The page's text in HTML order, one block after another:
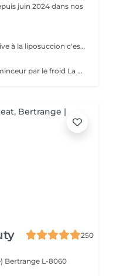
juin 2024 dans nos
La cryolipolyse est une réelle alternative à la liposuccion c'est une méthode radicale, unique et non invasive qui détruit la graisse par le froid. Cette technique est utilisée pour redessiner votre silhouette et gommer la cellulite. Idéale pour le ventre, les poignées d'amour sur les hanches, les fesses et la culotte de cheval mais aussi l'interieur des cuisses et des bras.
Cryolipolyse Agathe La technologie minceur par le froid La Cryolipolyse est une technique innovante qui utilise le froid contrôlé pour éliminer définitivement les cellules graisseuses (adipocytes) de façon ciblée et naturelle. Grâce à l'appareil Agathe, dernière génération réelle alternative à la liposuccion, nous offrons une méthode efficace et non invasive pour remodeler la silhouette et affiner les zones rebelles dès la première séance. Les zones traitées Nous ciblons les zones où les amas graisseux sont les plus tenaces et difficiles à éliminer avec le sport ou l'alimentation : - Ventre & Bas du ventre : Réduit la graisse abdominale et améliore le galbe du ventre. - Poignées d'amour : Affine la taille et redessine les contours. - Culotte de cheval : Atténue les amas graisseux sur les hanches et les fesses. - Intérieur des cuisses : Permet d'affiner et d'harmoniser la silhouette des jambes. - Bras : Cible le relâchement cutané et sculpte les bras. - Double menton : Redéfinit l'ovale du visage et affine le cou. Quels résultats attendre EN UNE SEULE SÉANCE ? * Réduction visible des amas graisseux grâce à la destruction des cellules adipeuses. * Peau plus lisse et raffermie, grâce à l'effet tenseur du froid sur les tissus. * Perte de centimètres sur la zone traitée (les premiers résultats sont visibles après 3 à 4 semaines, avec un effet optimal en 6 à 8 semaines). * Résultats durables : Les cellules graisseuses éliminées ne reviennent pas si une bonne hygiène de vie est maintenue. Un bilan personnalisé est réalisé avant chaque séance pour définir votre programme minceur et adapter le traitement à vos besoins.
250
Bertrange L-8060